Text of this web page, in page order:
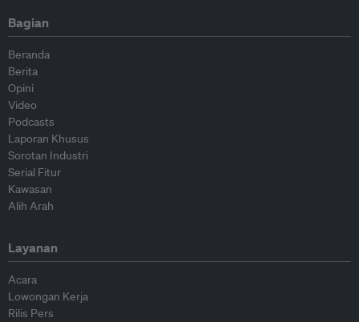
Bagian
Beranda
Berita
Opini
Video
Podcasts
Laporan Khusus
Sorotan Industri
Serial Fitur
Kawasan
Alih Arah
Layanan
Acara
Lowongan Kerja
Rilis Pers